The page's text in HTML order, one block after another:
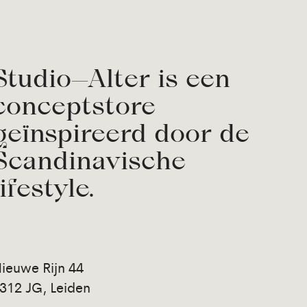
is een
door de
Rijn 44
JG, Leiden